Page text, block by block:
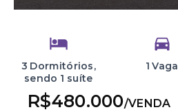
3 Dormitórios,
sendo 1 suíte
1 Vaga
R$480.000/VENDA